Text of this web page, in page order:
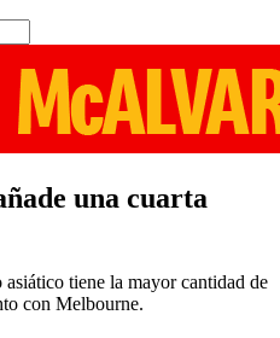
una cuarta
tiene la mayor cantidad de
con Melbourne.